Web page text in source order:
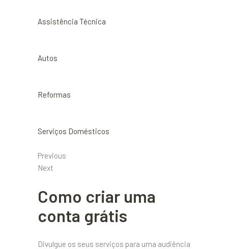
Assistência Técnica
Autos
Reformas
Serviços Domésticos
Previous
Next
Como criar uma
conta grátis
Divulgue os seus serviços para uma audiência